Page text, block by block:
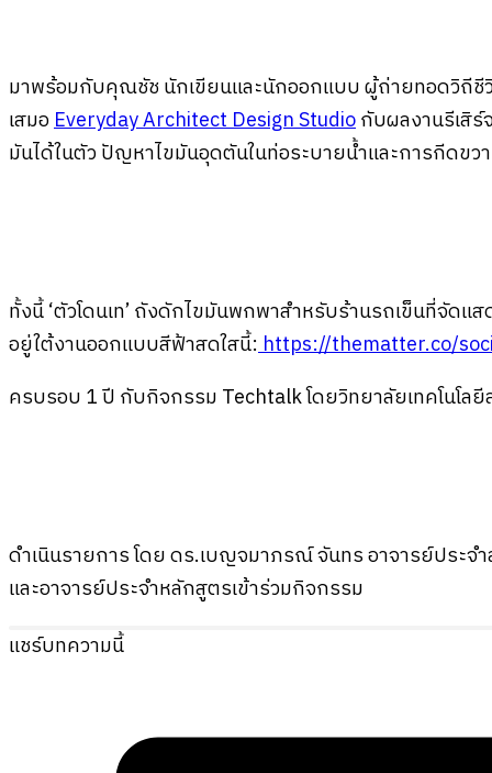
มาพร้อมกับคุณชัช นักเขียนและนักออกแบบ ผู้ถ่ายทอดวิถี
เสมอEveryday Architect Design Studioกับผลงานรีเสิ
มันได้ในตัว ปัญหาไขมันอุดตันในท่อระบายน้ำและการกีดขว
ทั้งนี้ ‘ตัวโดนเท’ ถังดักไขมันพกพาสำหรับร้านรถเข็นที่จัดแ
อยู่ใต้งานออกแบบสีฟ้าสดใสนี้:https://thematter.co/
ครบรอบ 1 ปี กับกิจกรรม Techtalk โดยวิทยาลัยเทคโนโล
ดำเนินรายการ โดย ดร.เบญจมาภรณ์ จันทร อาจารย์ปร
และอาจารย์ประจำหลักสูตรเข้าร่วมกิจกรรม
แชร์บทความนี้